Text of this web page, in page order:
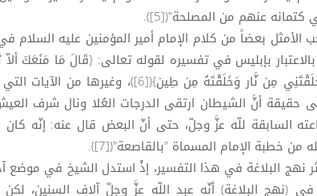
عنهم من المصلحة"([5]).
بعضاً من كلام الإمام أمير المؤمنين عليه السلام
بالاعتبار بإبليس في تفسيره لقوله تعالى: {قَالَ مَا مَنَعَكَ
إذ أَمَرْتُكَ قَالَ أَنَا خَيْرٌ مِنْهُ خَلَقْتَنِي مِن نَّار وَخَلَقْتَهُ مِن طِين}([6])، وغيرها من
أنَّ الشيطان ارتقى الدرجات العُلا ونال شرف
السابقة للّه عزَّ وجلّ، حتى أنّ البعض قال عنه: إنّه كان
من خطبة الإمام المسماة "بالقاصعة"([7]).
نهج البلاغة في هذا التفسير، إذْ استدل الشيخ في موضع
(نهج البلاغة) أنّه عبد اللّه عزَّ وجلّ آلاف السنين،